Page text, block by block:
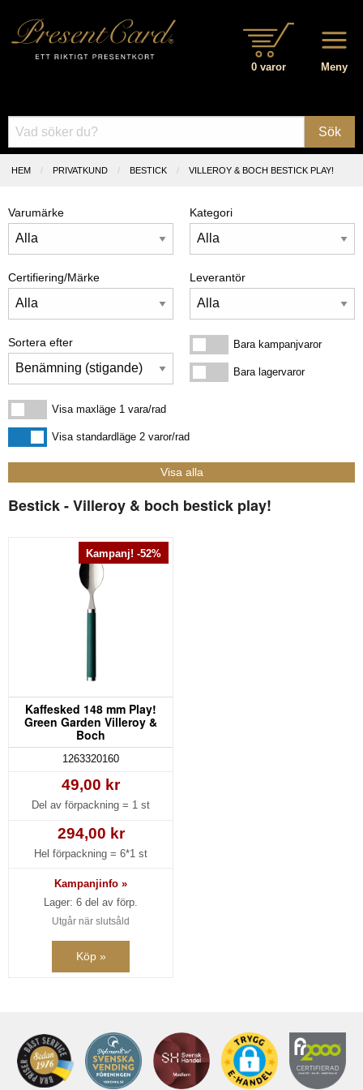
Meny
0 varor
Sök
HEM PRIVATKUND BESTICK VILLEROY & BOCH BESTICK PLAY!
Varumärke Kategori
Certifiering/Märke Leverantör
Sortera efter Bara kampanjvarorBara kampanjvaror
Bara lagervarorBara lagervaror
Visa maxläge 1 vara/rad
Visa maxläge 1 vara/rad
Visa standardlägeVisa standardläge 2 varor/rad
Bestick - Villeroy & boch bestick play!
Kampanj! -52%
Kaffesked 148 mm Play!
Green Garden Villeroy &
Boch
1263320160
49,00 kr
Del av förpackning = 1 st
294,00 kr
Hel förpackning = 6*1 st
Kampanjinfo »
Lager: 6 del av förp.
Utgår när slutsåld
Köp »